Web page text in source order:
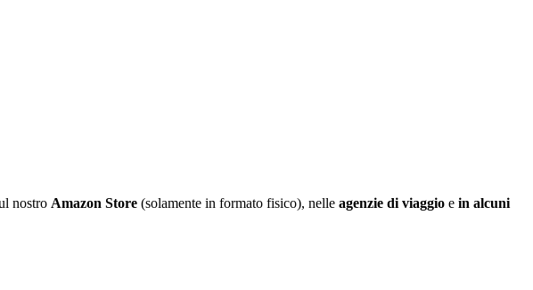
nostro Amazon Store (solamente in formato fisico), nelle agenzie di viaggio e in alcuni